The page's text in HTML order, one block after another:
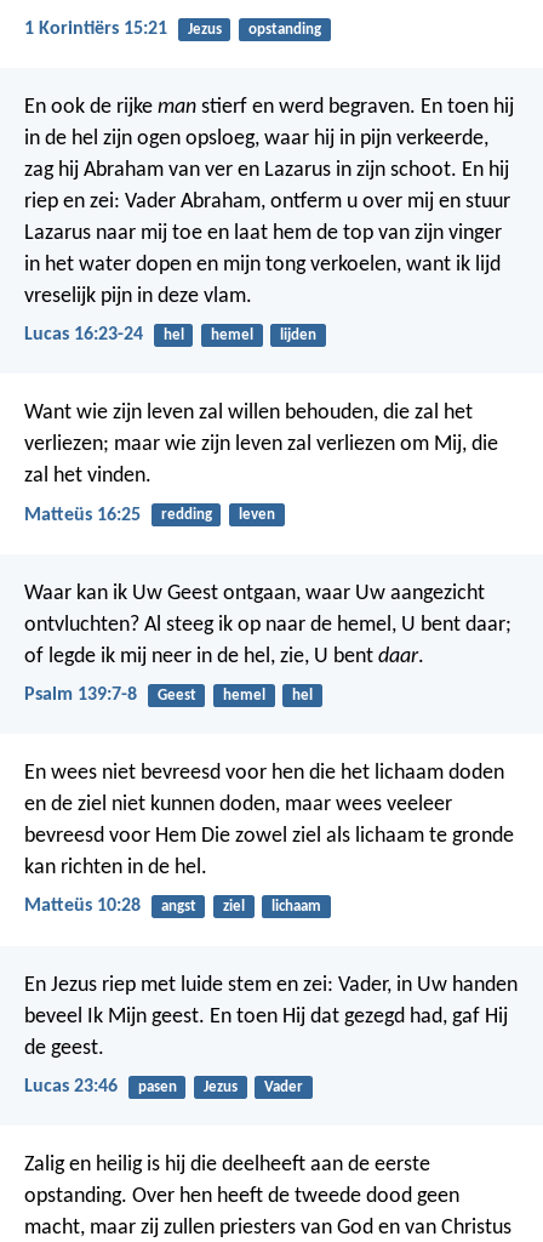
1 Korintiërs 15:21 Jezus opstanding
En ook de rijke man stierf en werd begraven. En toen hij
in de hel zijn ogen opsloeg, waar hij in pijn verkeerde,
zag hij Abraham van ver en Lazarus in zijn schoot. En hij
riep en zei: Vader Abraham, ontferm u over mij en stuur
Lazarus naar mij toe en laat hem de top van zijn vinger
in het water dopen en mijn tong verkoelen, want ik lijd
vreselijk pijn in deze vlam.
Lucas 16:23-24 hel hemel lijden
Want wie zijn leven zal willen behouden, die zal het
verliezen; maar wie zijn leven zal verliezen om Mij, die
zal het vinden.
Matteüs 16:25 redding leven
Waar kan ik Uw Geest ontgaan, waar Uw aangezicht
ontvluchten? Al steeg ik op naar de hemel, U bent daar;
of legde ik mij neer in de hel, zie, U bent daar.
Psalm 139:7-8 Geest hemel hel
En wees niet bevreesd voor hen die het lichaam doden
en de ziel niet kunnen doden, maar wees veeleer
bevreesd voor Hem Die zowel ziel als lichaam te gronde
kan richten in de hel.
Matteüs 10:28 angst ziel lichaam
En Jezus riep met luide stem en zei: Vader, in Uw handen
beveel Ik Mijn geest. En toen Hij dat gezegd had, gaf Hij
de geest.
Lucas 23:46 pasen Jezus Vader
Zalig en heilig is hij die deelheeft aan de eerste
opstanding. Over hen heeft de tweede dood geen
macht, maar zij zullen priesters van God en van Christus